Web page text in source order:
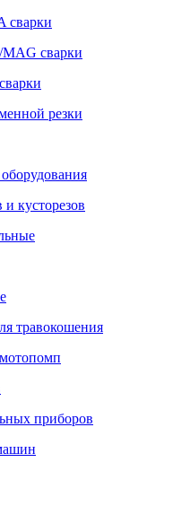
сварки
сварки
резки
кусторезов
травокошения
приборов